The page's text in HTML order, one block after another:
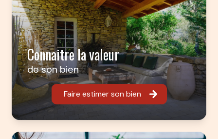
Connaitre la valeur
de son bien
Faire estimer son bien